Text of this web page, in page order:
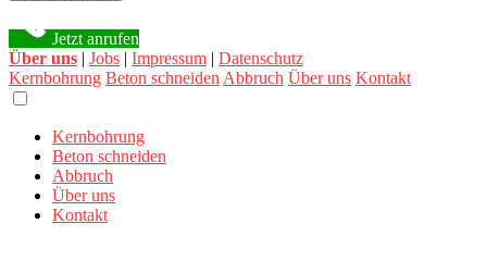
Jetzt anrufen
Über uns | Jobs | Impressum | Datenschutz
Kernbohrung Beton schneiden Abbruch Über uns Kontakt
Kernbohrung
Beton schneiden
Abbruch
Über uns
Kontakt